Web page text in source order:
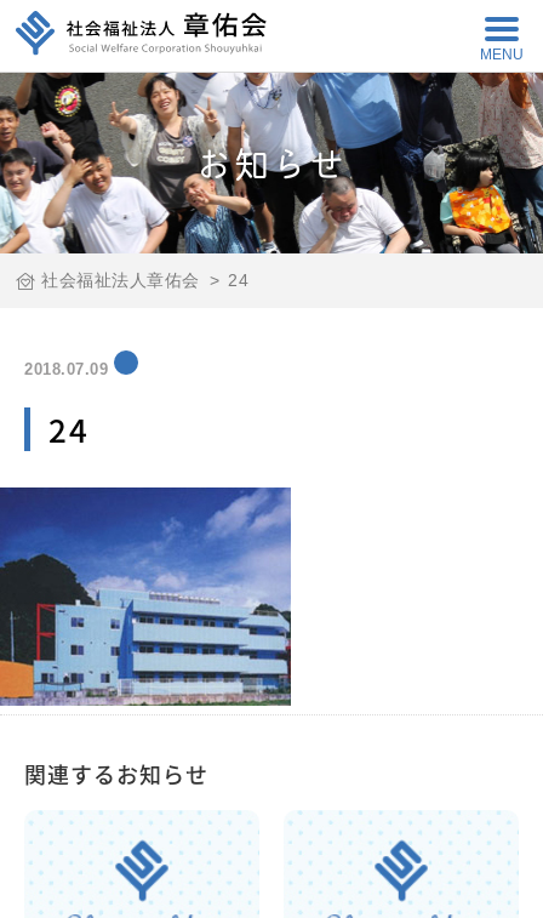
MENU
お知らせ
社会福祉法人章佑会 > 24
2018.07.09
24
関連するお知らせ